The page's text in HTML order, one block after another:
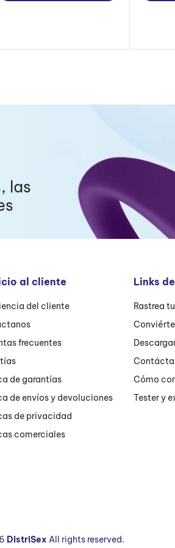
las
al cliente
del cliente
frecuentes
de garantías
de envíos y devoluciones
de privacidad
comerciales
Links
Rastrea
Cómo
Tester y
DistriSex All rights reserved.